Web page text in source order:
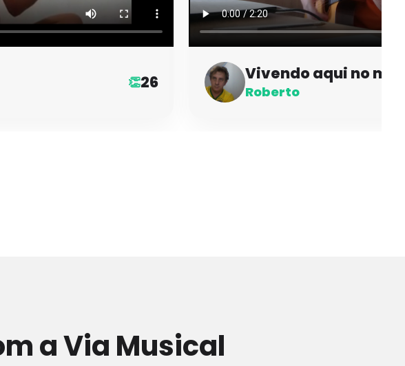
👏26 Vivendo aqui no
Roberto
a Via Musical